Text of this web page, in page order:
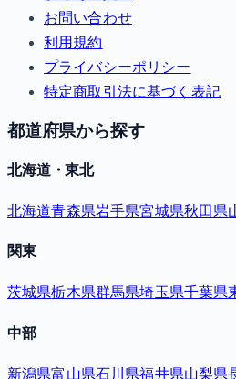
お問い合わせ
利用規約
プライバシーポリシー
特定商取引法に基づく表記
都道府県から探す
北海道・東北
北海道青森県岩手県宮城県秋田県
関東
茨城県栃木県群馬県埼玉県千葉県
中部
新潟県富山県石川県福井県山梨県